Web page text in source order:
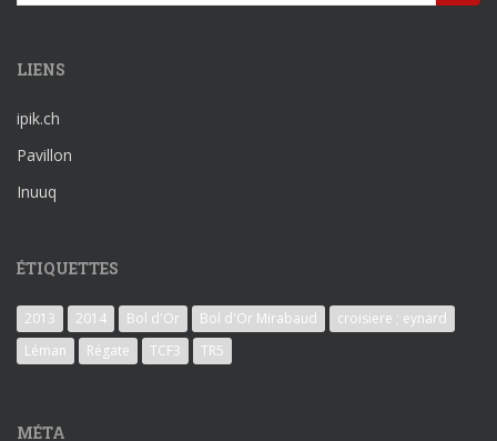
LIENS
ipik.ch
Pavillon
Inuuq
ÉTIQUETTES
2013 2014 Bol d'Or Bol d'Or Mirabaud
croisiere ; eynard
Léman
Régate TCF3 TR5
MÉTA